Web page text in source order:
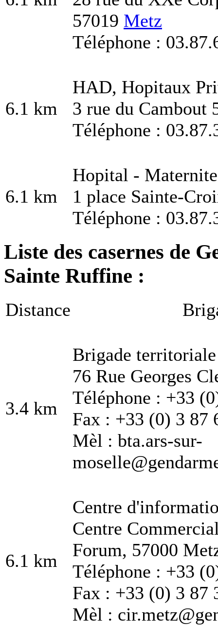
57019 Metz
Téléphone :
6.1 km
HAD, Hopitaux
3 rue du Cambout
Téléphone :
6.1 km
Hopital -
1 place Sainte-
Téléphone :
Liste des casernes de
Sainte Ruffine :
Distance
3.4 km
Brigade
76 Rue Georges
Téléphone : +33
Fax : +33 (0) 3 87
Mèl : bta.ars-sur-
6.1 km
Centre
Centre
Forum, 57000
Téléphone : +33
Fax : +33 (0) 3 87
Mèl :